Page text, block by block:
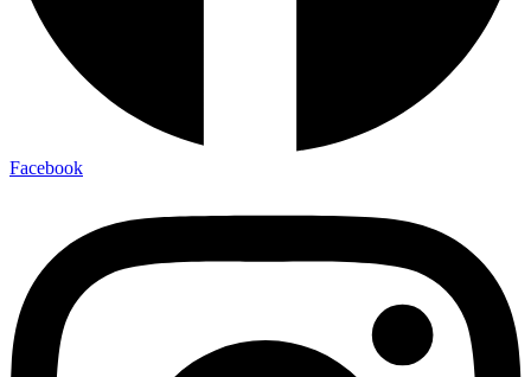
Facebook